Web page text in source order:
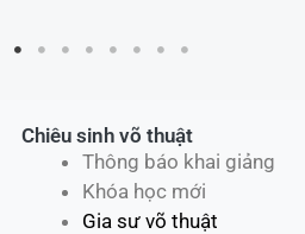
Chiêu sinh võ thuật
Thông báo khai giảng
Khóa học mới
Gia sư võ thuật